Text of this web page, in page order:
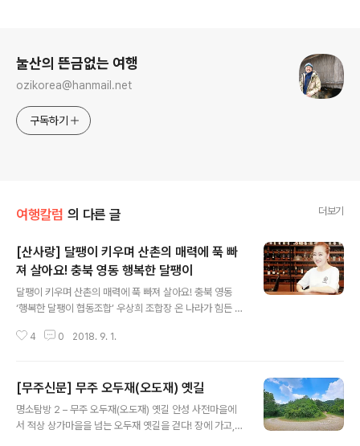
눌산의 뜬금없는 여행
ozikorea@hanmail.net
구독하기
여행칼럼 의 다른 글 더보기
[산사랑] 달팽이 키우며 산촌의 매력에 푹 빠
져 살아요! 충북 영동 행복한 달팽이
달팽이 키우며 산촌의 매력에 푹 빠져 살아요! 충북 영동
‘행복한 달팽이 협동조합’ 우상희 조합장 온 나라가 힘든 여
사 같은 피서마저 거른 이들이 많다고 한다. 설상가상으로
“귀엽잖아요. 얼마나 예쁘고 사랑스러운지 아세요?” 충북
영동군 상촌면 상도대리 달팽이 농장에서 만난 우상희 씨
는 자신이 키우고 있는 달팽이를 가리키며 무한 애정을 드
4 0 2018. 9. 1.
[무주신문] 무주 오두재(오도재) 옛길
명소탐방 2 – 무주 오두재(오도재) 옛길 안성 사전마을에
서 적상 상가마을을 넘는 오두재 옛길을 걷다! 장에 가고,